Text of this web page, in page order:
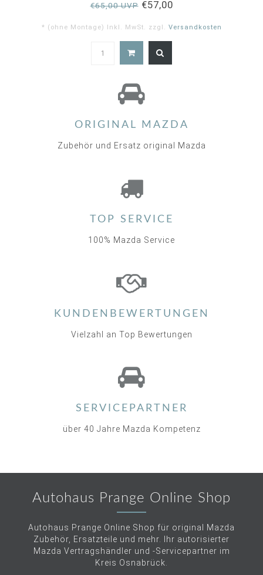
€65,00 UVP€57,00
* (ohne Montage) Inkl. MwSt. zzgl. Versandkosten
ORIGINAL MAZDA
Zubehör und Ersatz original Mazda
TOP SERVICE
100% Mazda Service
KUNDENBEWERTUNGEN
Vielzahl an Top Bewertungen
SERVICEPARTNER
über 40 Jahre Mazda Kompetenz
Autohaus Prange Online Shop
Autohaus Prange Online Shop für original Mazda
Zubehör, Ersatzteile und mehr. Ihr autorisierter
Mazda Vertragshändler und -Servicepartner im
Kreis Osnabrück.